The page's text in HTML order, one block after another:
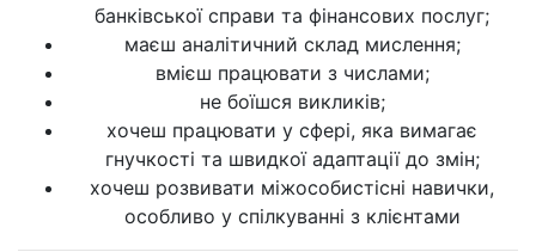
банківської справи та фінансових послуг;
маєш аналітичний склад мислення;
вмієш працювати з числами;
не боїшся викликів;
хочеш працювати у сфері, яка вимагає
гнучкості та швидкої адаптації до змін;
хочеш розвивати міжособистісні навички,
особливо у спілкуванні з клієнтами